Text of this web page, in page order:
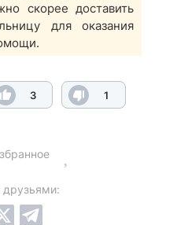
скорее доставить
для оказания
3 1
друзьями: